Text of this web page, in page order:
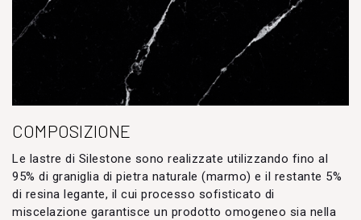
COMPOSIZIONE
Le lastre di Silestone sono realizzate utilizzando fino al
95% di graniglia di pietra naturale (marmo) e il restante 5%
di resina legante, il cui processo sofisticato di
miscelazione garantisce un prodotto omogeneo sia nella